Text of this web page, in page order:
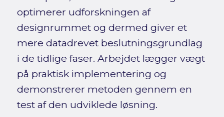
optimerer udforskningen af
designrummet og dermed giver et
mere datadrevet beslutningsgrundlag
i de tidlige faser. Arbejdet lægger vægt
på praktisk implementering og
demonstrerer metoden gennem en
test af den udviklede løsning.